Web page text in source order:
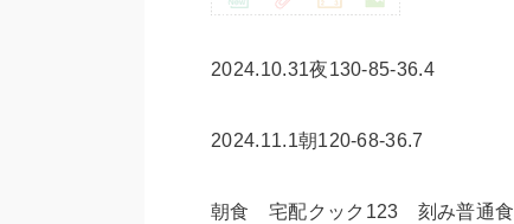
2024.10.31夜130-85-36.4
2024.11.1朝120-68-36.7
朝食 宅配クック123 刻み普通食